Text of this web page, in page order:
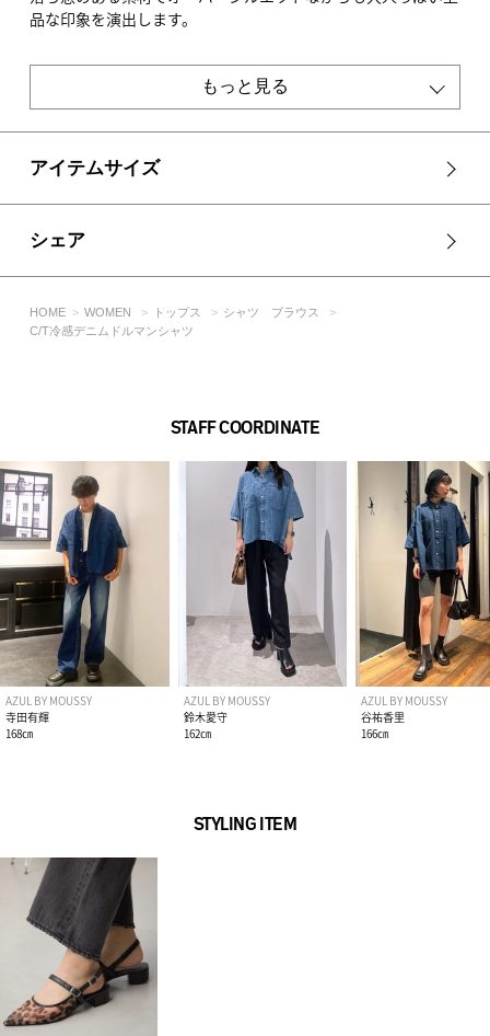
品な印象を演出します。
■生地
8oz ノンストレッチデニムを使用。
透け感：なし
裏 地：なし
伸縮性：なし
光沢感：なし
■BLU モデル身長：170cm、着用サイズ：FREEサイズ
■D/BLU モデル身長：171cm、着用サイズ：FREEサイズ
[注意事項]
※画像の商品はサンプルです。実際の商品と仕様、加工が若干
※着用、お取り扱いの際は、アテンションタグをご確認くださ
い。
もっと見る
アイテムサイズ
シェア
HOME WOMEN トップス
シャツ ブラウス
C/T冷感デニムドルマンシャツ
STAFF COORDINATE
AZUL BY MOUSSY
寺田有輝
168㎝
AZUL BY MOUSSY
鈴木愛守
162㎝
AZUL BY MOUSSY
谷祐香里
166㎝
STYLING ITEM